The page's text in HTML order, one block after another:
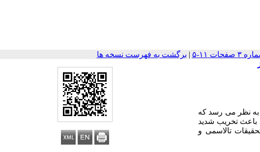
| برگشت به فهرست نسخه ها
به نظر می رسد که
باعث تخریب شدید
تالاسمی و